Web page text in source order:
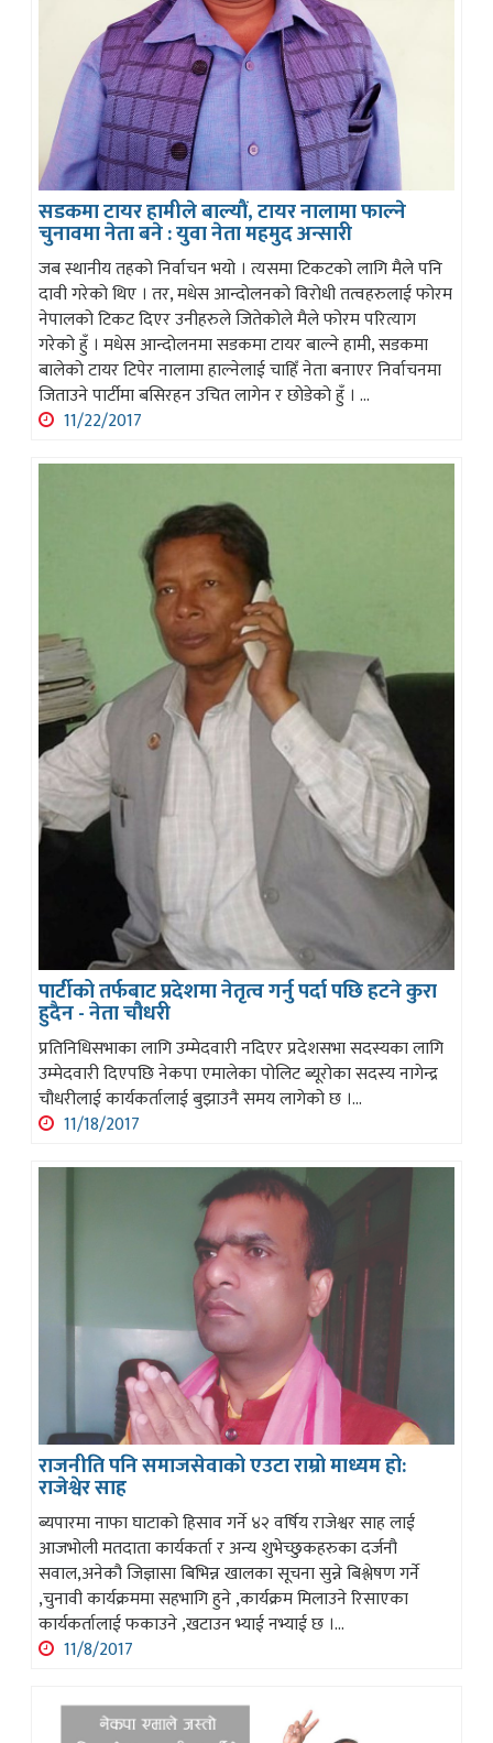
सडकमा टायर हामीले बाल्यौं, टायर नालामा फाल्ने
चुनावमा नेता बने : युवा नेता महमुद अन्सारी
जब स्थानीय तहको निर्वाचन भयो । त्यसमा टिकटको लागि मैले पनि
दावी गरेको थिए । तर, मधेस आन्दोलनको विरोधी तत्वहरुलाई फोरम
नेपालको टिकट दिएर उनीहरुले जितेकोले मैले फोरम परित्याग
गरेको हुँ । मधेस आन्दोलनमा सडकमा टायर बाल्ने हामी, सडकमा
बालेको टायर टिपेर नालामा हाल्नेलाई चाहिँ नेता बनाएर निर्वाचनमा
जिताउने पार्टीमा बसिरहन उचित लागेन र छोडेको हुँ । ...
11/22/2017
पार्टीको तर्फबाट प्रदेशमा नेतृत्व गर्नु पर्दा पछि हटने कुरा
हुदैन - नेता चौधरी
प्रतिनिधिसभाका लागि उम्मेदवारी नदिएर प्रदेशसभा सदस्यका लागि
उम्मेदवारी दिएपछि नेकपा एमालेका पोलिट ब्यूरोका सदस्य नागेन्द्र
चौधरीलाई कार्यकर्तालाई बुझाउनै समय लागेको छ ।...
11/18/2017
राजनीति पनि समाजसेवाको एउटा राम्रो माध्यम हो:
राजेश्वेर साह
ब्यपारमा नाफा घाटाको हिसाव गर्ने ४२ वर्षिय राजेश्वर साह लाई
आजभोली मतदाता कार्यकर्ता र अन्य शुभेच्छुकहरुका दर्जनौ
सवाल,अनेकौ जिज्ञासा बिभिन्न खालका सूचना सुन्ने बिश्लेषण गर्ने
,चुनावी कार्यक्रममा सहभागि हुने ,कार्यक्रम मिलाउने रिसाएका
कार्यकर्तालाई फकाउने ,खटाउन भ्याई नभ्याई छ ।...
11/8/2017